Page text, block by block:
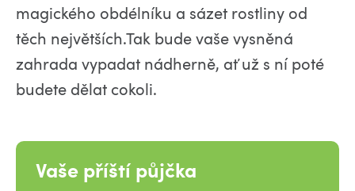
magického obdélníku a sázet rostliny od
těch největších.Tak bude vaše vysněná
zahrada vypadat nádherně, ať už s ní poté
budete dělat cokoli.
Vaše příští půjčka